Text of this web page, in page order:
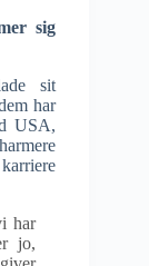
sig
sit
har
USA,
har
jo,